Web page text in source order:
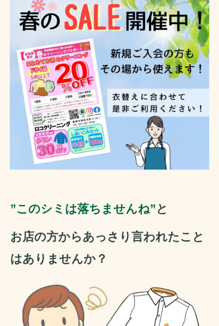
”このシミは落ちませんね”と
お店の方からあっさり言われたこと
はありませんか？